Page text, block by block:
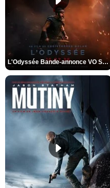
L'Odyssée Bande-annonce VO STFR